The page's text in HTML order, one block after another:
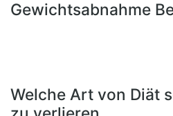
Gewichtsabnahme
Welche Art von Diät